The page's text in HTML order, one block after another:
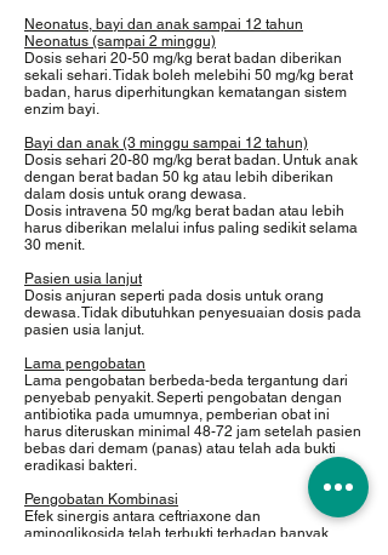
Neonatus, bayi dan anak sampai 12 tahun
Neonatus (sampai 2 minggu)
Dosis sehari 20-50 mg/kg berat badan diberikan
sekali sehari. Tidak boleh melebihi 50 mg/kg berat
badan, harus diperhitungkan kematangan sistem
enzim bayi.
Bayi dan anak (3 minggu sampai 12 tahun)
Dosis sehari 20-80 mg/kg berat badan. Untuk anak
dengan berat badan 50 kg atau lebih diberikan
dalam dosis untuk orang dewasa.
Dosis intravena 50 mg/kg berat badan atau lebih
harus diberikan melalui infus paling sedikit selama
30 menit.
Pasien usia lanjut
Dosis anjuran seperti pada dosis untuk orang
dewasa. Tidak dibutuhkan penyesuaian dosis pada
pasien usia lanjut.
Lama pengobatan
Lama pengobatan berbeda-beda tergantung dari
penyebab penyakit. Seperti pengobatan dengan
antibiotika pada umumnya, pemberian obat ini
harus diteruskan minimal 48-72 jam setelah pasien
bebas dari demam (panas) atau telah ada bukti
eradikasi bakteri.
Pengobatan Kombinasi
Efek sinergis antara ceftriaxone dan
aminoglikosida telah terbukti terhadap banyak